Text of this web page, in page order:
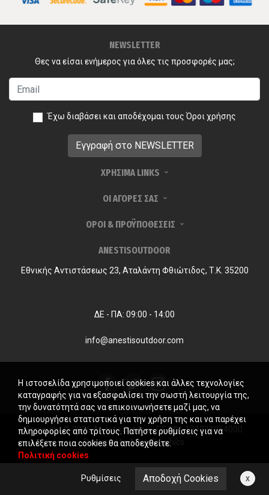
NEWSLETTER
Θες να είσαι ενήμερος για όλες τις προσφορές μας;
Έχω διαβάσει και αποδέχομαι τους Όροι χρήσης
ΧΡΗΣΙΜΑ LINKS
ΟΙ ΑΓΟΡΕΣ ΣΑΣ
ΟΡΟΙ & ΠΡΟΫΠΟΘΕΣΕΙΣ
ANESTISOUTDOOR
Εθνικής Αντιστάσεως 23, Αταλάντη Φθιώτιδος, Τ.Κ. 35200
ΔΕ - ΠΑ: 09:00 - 14:00
info@anestisoutdoor.com
Copyright © 2026 AnestisOutdoor. Γ.Ε.ΜΗ. 124231954000.
Powered byMayaGraphics
Η ιστοσελίδα χρησιμοποιεί cookies και άλλες τεχνολογίες
καταγραφής για να εξασφαλίσει την σωστή λειτουργία της,
την δυνατότητά σας να επικοινωνήσετε μαζί μας, να
δημιουργήσει στατιστικά για την χρήση της και να παρέχει
πληροφορίες από τρίτους. Πατήστε ρυθμίσεις για να
επιλέξετε ποια cookies θα αποδεχθείτε.
Πολιτική cookies
Ρυθμίσεις Αποδοχή Cookies x